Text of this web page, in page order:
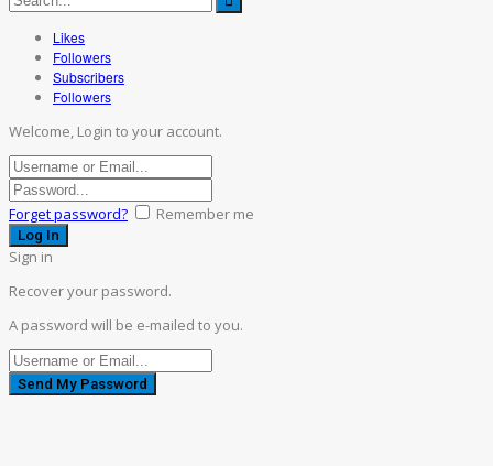
Likes
Followers
Subscribers
Followers
Welcome, Login to your account.
Forget password? Remember me
Sign in
Recover your password.
A password will be e-mailed to you.